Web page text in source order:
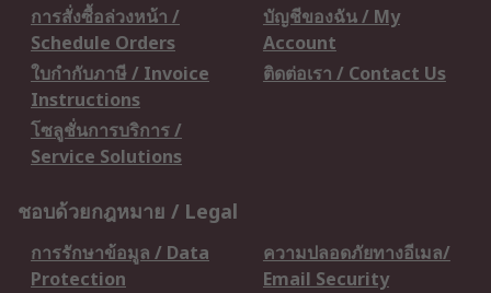
การสั่งซื้อล่วงหน้า /
Schedule Orders
บัญชีของฉัน / My
Account
ใบกำกับภาษี / Invoice
Instructions
ติดต่อเรา / Contact Us
โซลูชั่นการบริการ /
Service Solutions
ชอบด้วยกฎหมาย / Legal
การรักษาข้อมูล / Data
Protection
ความปลอดภัยทางอีเมล/
Email Security